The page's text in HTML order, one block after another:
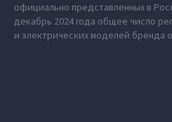
официально представленных в
декабрь 2024 года общее число
и электрических моделей бренда